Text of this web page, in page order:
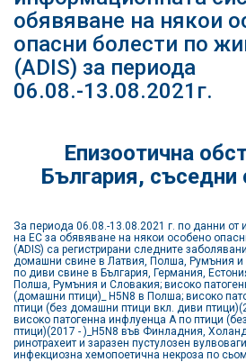
обявяване на някои
опасни болести по
(ADIS) за периода
06.08.-13.08.2021г.
Епизоотична
България, съседни
За периода 06.08.-13.08.2021 г. по данни
на ЕС за обявяване на някои особено
(ADIS) са регистрирани следните
домашни свине в Латвия, Полша, Румъния и
по диви свине в България, Германия,
Полша, Румъния и Словакия; високо
(домашни птици)_ H5N8 в Полша; високо
птици (без домашни птици вкл. диви
високо патогенна инфлуенца А по птици
птици)(2017 - )_H5N8 във Финладния,
ринотрахеит и заразен пустулозен
инфекциозна хемопоетична некроза по